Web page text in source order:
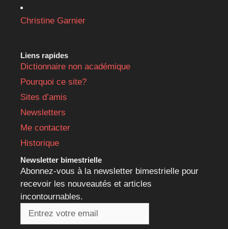
Christine Garnier
Liens rapides
Dictionnaire non académique
Pourquoi ce site?
Sites d’amis
Newsletters
Me contacter
Historique
Newsletter bimestrielle
Abonnez-vous à la newsletter bimestrielle pour
recevoir les nouveautés et articles
incontournables.